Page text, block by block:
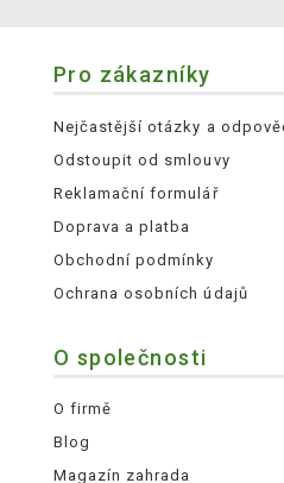
Pro zákazníky
Nejčastější otázky a
Odstoupit od smlouvy
Reklamační formulář
Doprava a platba
Obchodní podmínky
Ochrana osobních údajů
O společnosti
O firmě
Blog
Magazín zahrada